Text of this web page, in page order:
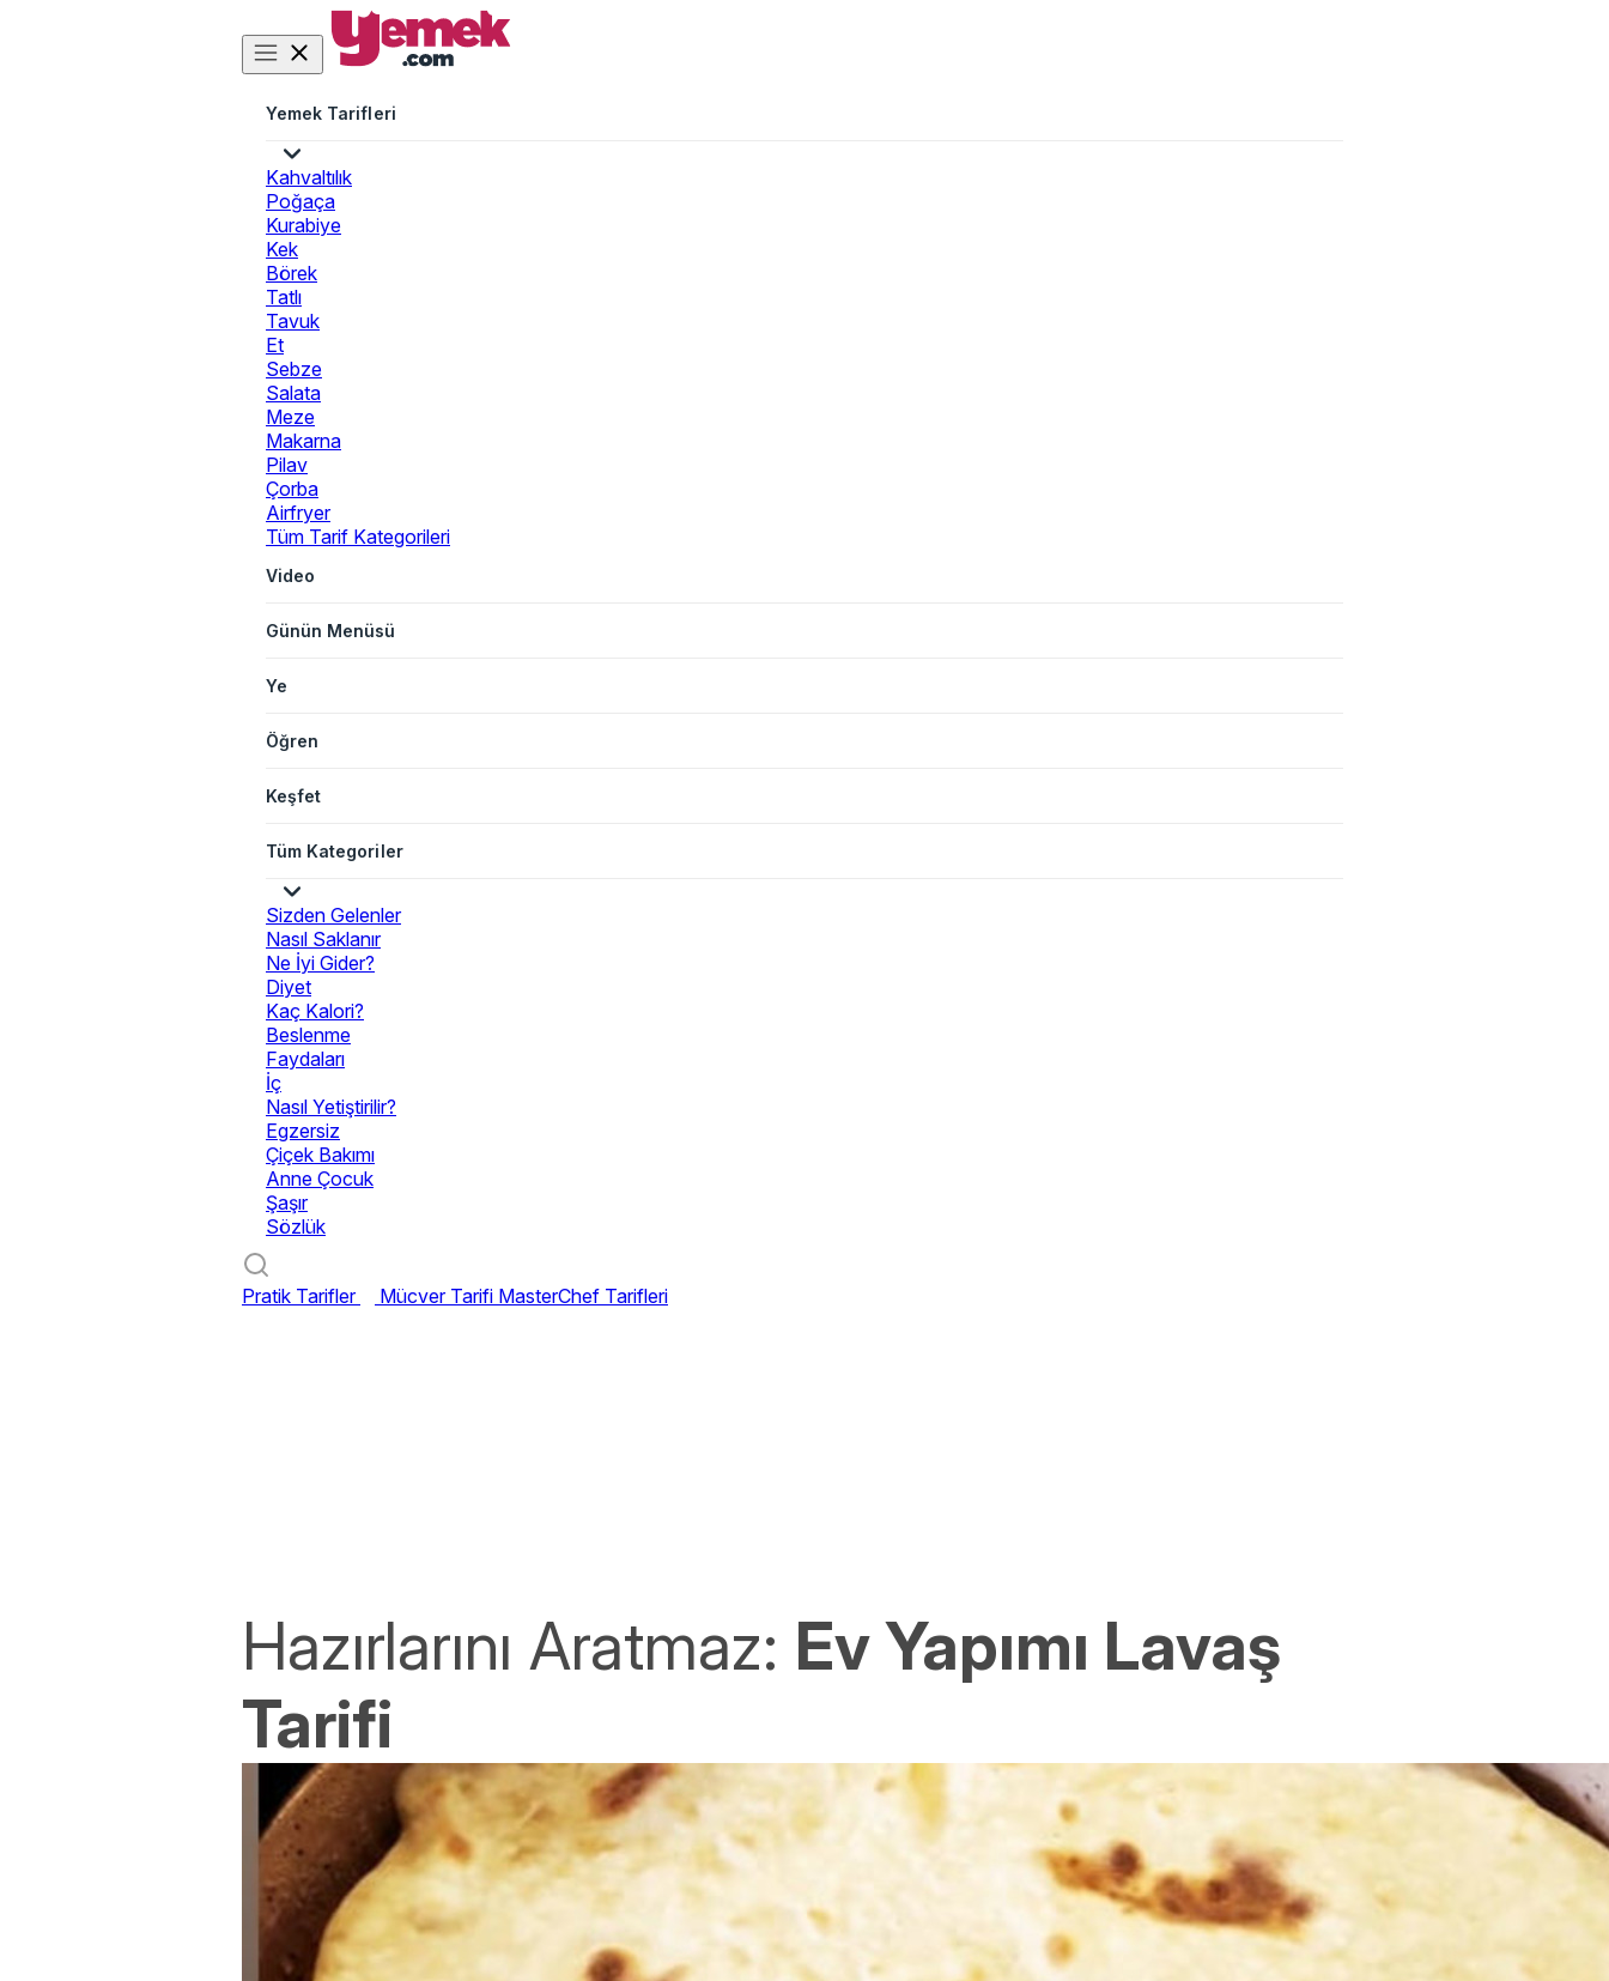
Yemek Tarifleri
Kahvaltılık
Poğaça
Kurabiye
Kek
Börek
Tatlı
Tavuk
Et
Sebze
Salata
Meze
Makarna
Pilav
Çorba
Airfryer
Tüm Tarif Kategorileri
Video
Günün Menüsü
Ye
Öğren
Keşfet
Tüm Kategoriler
Sizden Gelenler
Nasıl Saklanır
Ne İyi Gider?
Diyet
Kaç Kalori?
Beslenme
Faydaları
İç
Nasıl Yetiştirilir?
Egzersiz
Çiçek Bakımı
Anne Çocuk
Şaşır
Sözlük
Pratik Tarifler Mücver Tarifi MasterChef Tarifleri
Hazırlarını Aratmaz: Ev Yapımı Lavaş
Tarifi